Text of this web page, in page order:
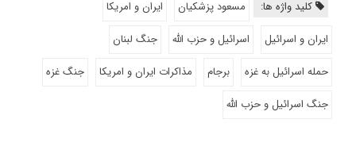
کلید واژه ها: مسعود پزشکیان
ایران و امریکا
ایران و اسرائیل
اسرائیل و حزب الله
جنگ لبنان
حمله اسرائیل به غزه
برجام مذاکرات ایران و امریکا
جنگ غزه
جنگ اسرائیل و حزب الله